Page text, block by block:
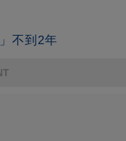
不到2年